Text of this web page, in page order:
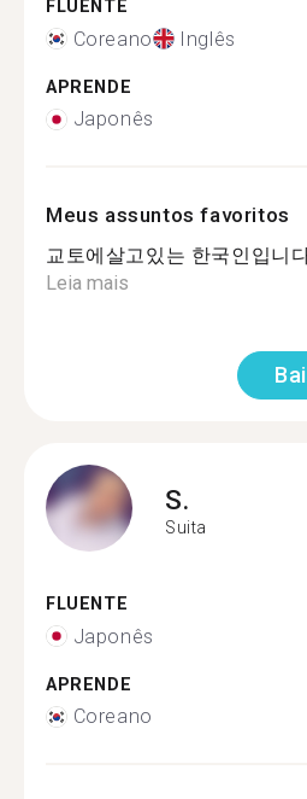
FLUENTE
Coreano Inglês
APRENDE
Japonês
Meus assuntos favoritos
교토에살고있는 한국인입니
Leia mais
S.
Suita
FLUENTE
Japonês
APRENDE
Coreano